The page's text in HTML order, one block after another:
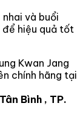
nhai và buổi
để hiệu quả tốt
Kwan Jang
chính hãng tại
Bình , TP.